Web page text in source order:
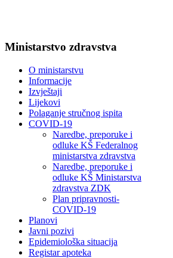
Ministarstvo zdravstva
O ministarstvu
Informacije
Izvještaji
Lijekovi
Polaganje stručnog ispita
COVID-19
Naredbe, preporuke i
odluke KŠ Federalnog
ministarstva zdravstva
Naredbe, preporuke i
odluke KŠ Ministarstva
zdravstva ZDK
Plan pripravnosti-
COVID-19
Planovi
Javni pozivi
Epidemiološka situacija
Registar apoteka